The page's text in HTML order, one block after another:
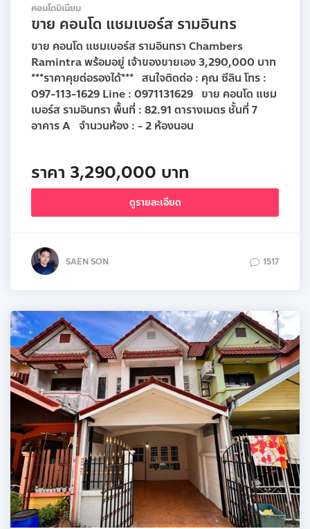
คอนโดมิเนียม
ขาย คอนโด แชมเบอร์ส รามอินทร
ขาย คอนโด แชมเบอร์ส รามอินทรา Chambers
Ramintra พร้อมอยู่ เจ้าของขายเอง 3,290,000 บาท
***ราคาคุยต่อรองได้*** สนใจติดต่อ : คุณ ซีลิน โทร :
097-113-1629 Line : 0971131629 ขาย คอนโด แชม
เบอร์ส รามอินทรา พื้นที่ : 82.91 ตารางเมตร ชั้นที่ 7
อาคาร A จำนวนห้อง : - 2 ห้องนอน
ราคา 3,290,000 บาท
ดูรายละเอียด
SAEN SON 1517